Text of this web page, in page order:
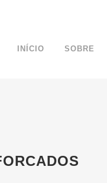
INÍCIO SOBRE